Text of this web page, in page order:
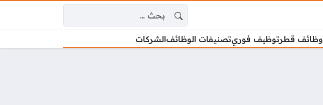
البحث عن:
وظائف قطرتوظيف فوريتصنيفات الوظائفالشركات